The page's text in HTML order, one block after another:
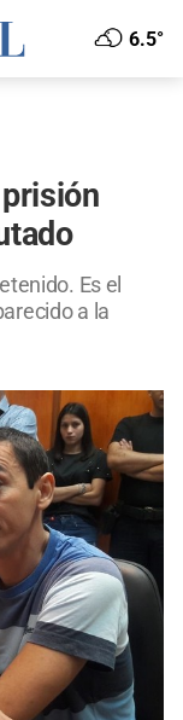
6.5°
Es el
a la